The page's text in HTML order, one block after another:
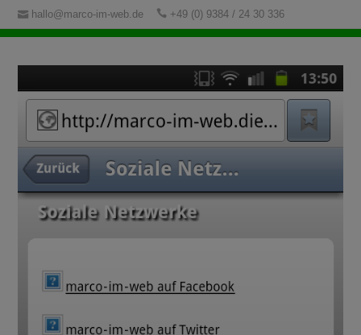
hallo@marco-im-web.de +49 (0) 9384 / 24 30 336